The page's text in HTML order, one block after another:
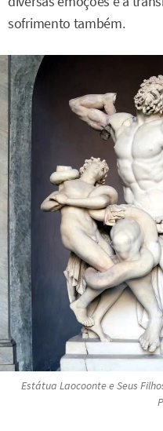
sofrimento também.
Estátua Laocoonte e Seus